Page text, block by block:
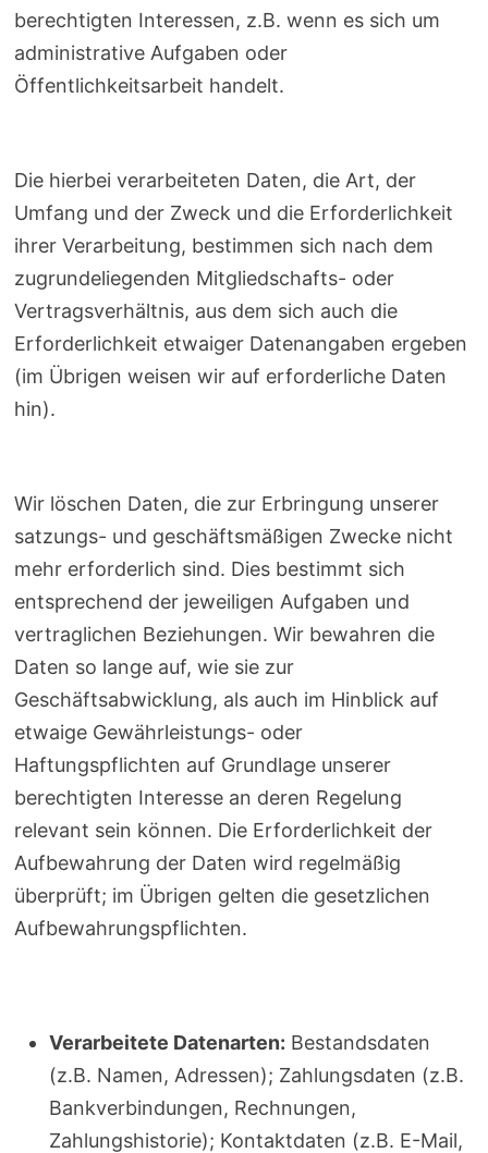
berechtigten Interessen, z.B. wenn es sich um
administrative Aufgaben oder
Öffentlichkeitsarbeit handelt.
Die hierbei verarbeiteten Daten, die Art, der
Umfang und der Zweck und die Erforderlichkeit
ihrer Verarbeitung, bestimmen sich nach dem
zugrundeliegenden Mitgliedschafts- oder
Vertragsverhältnis, aus dem sich auch die
Erforderlichkeit etwaiger Datenangaben ergeben
(im Übrigen weisen wir auf erforderliche Daten
hin).
Wir löschen Daten, die zur Erbringung unserer
satzungs- und geschäftsmäßigen Zwecke nicht
mehr erforderlich sind. Dies bestimmt sich
entsprechend der jeweiligen Aufgaben und
vertraglichen Beziehungen. Wir bewahren die
Daten so lange auf, wie sie zur
Geschäftsabwicklung, als auch im Hinblick auf
etwaige Gewährleistungs- oder
Haftungspflichten auf Grundlage unserer
berechtigten Interesse an deren Regelung
relevant sein können. Die Erforderlichkeit der
Aufbewahrung der Daten wird regelmäßig
überprüft; im Übrigen gelten die gesetzlichen
Aufbewahrungspflichten.
Verarbeitete Datenarten: Bestandsdaten
(z.B. Namen, Adressen); Zahlungsdaten (z.B.
Bankverbindungen, Rechnungen,
Zahlungshistorie); Kontaktdaten (z.B. E-Mail,